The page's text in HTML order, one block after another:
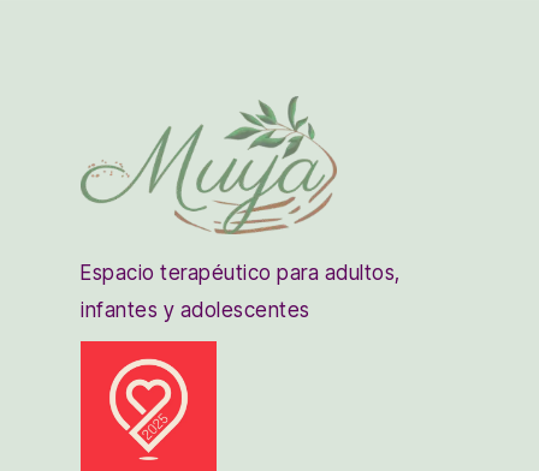
Espacio terapéutico para adultos,
infantes y adolescentes